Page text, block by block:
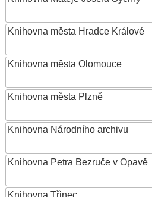
Knihovna města Hradce Králové
Knihovna města Olomouce
Knihovna města Plzně
Knihovna Národního archivu
Knihovna Petra Bezruče v Opavě
Knihovna Třinec